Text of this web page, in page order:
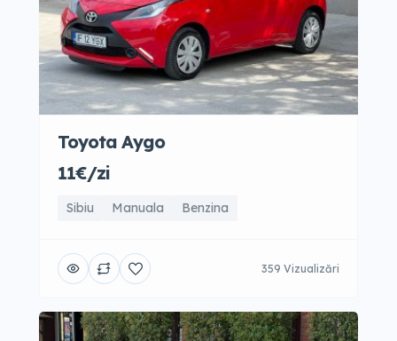
Toyota Aygo
11€/zi
Sibiu Manuala Benzina
359 Vizualizări